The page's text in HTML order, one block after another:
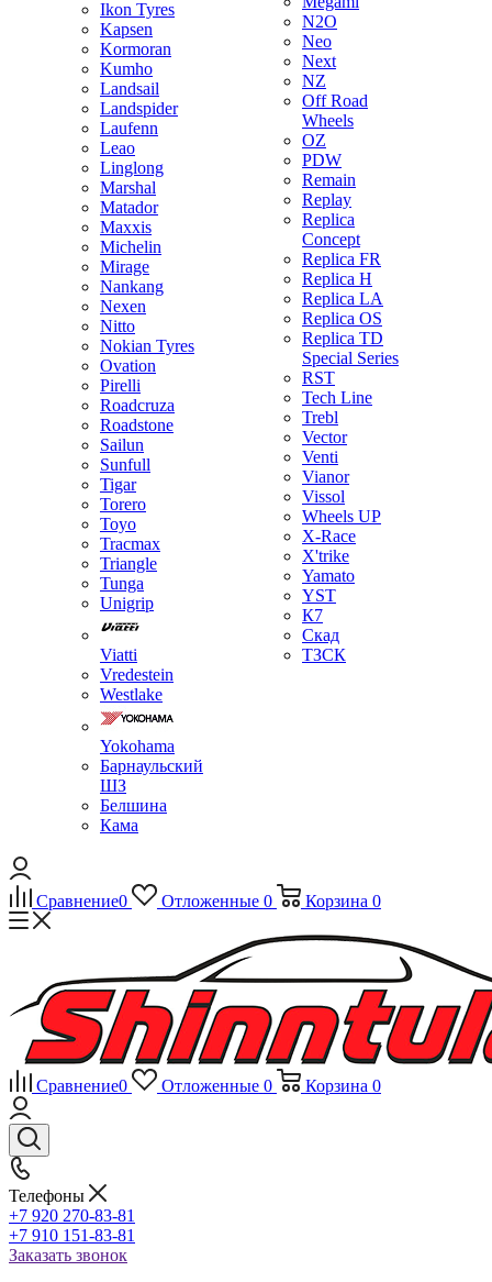
Ikon Tyres
Kapsen
Kormoran
Kumho
Landsail
Landspider
Laufenn
Leao
Linglong
Marshal
Matador
Maxxis
Michelin
Mirage
Nankang
Nexen
Nitto
Nokian Tyres
Ovation
Pirelli
Roadcruza
Roadstone
Sailun
Sunfull
Tigar
Torero
Toyo
Tracmax
Triangle
Tunga
Unigrip
Viatti
Vredestein
Westlake
Yokohama
Барнаульский
ШЗ
Белшина
Кама
N2O
Neo
Next
NZ
Off Road
Wheels
OZ
PDW
Remain
Replay
Replica
Concept
Replica FR
Replica H
Replica LA
Replica OS
Replica TD
Special Series
RST
Tech Line
Trebl
Vector
Venti
Vianor
Vissol
Wheels UP
X-Race
X'trike
Yamato
YST
К7
Скад
ТЗСК
Сравнение0 Отложенные 0 Корзина 0
Сравнение0 Отложенные 0 Корзина 0
Телефоны
+7 920 270-83-81
+7 910 151-83-81
Заказать звонок